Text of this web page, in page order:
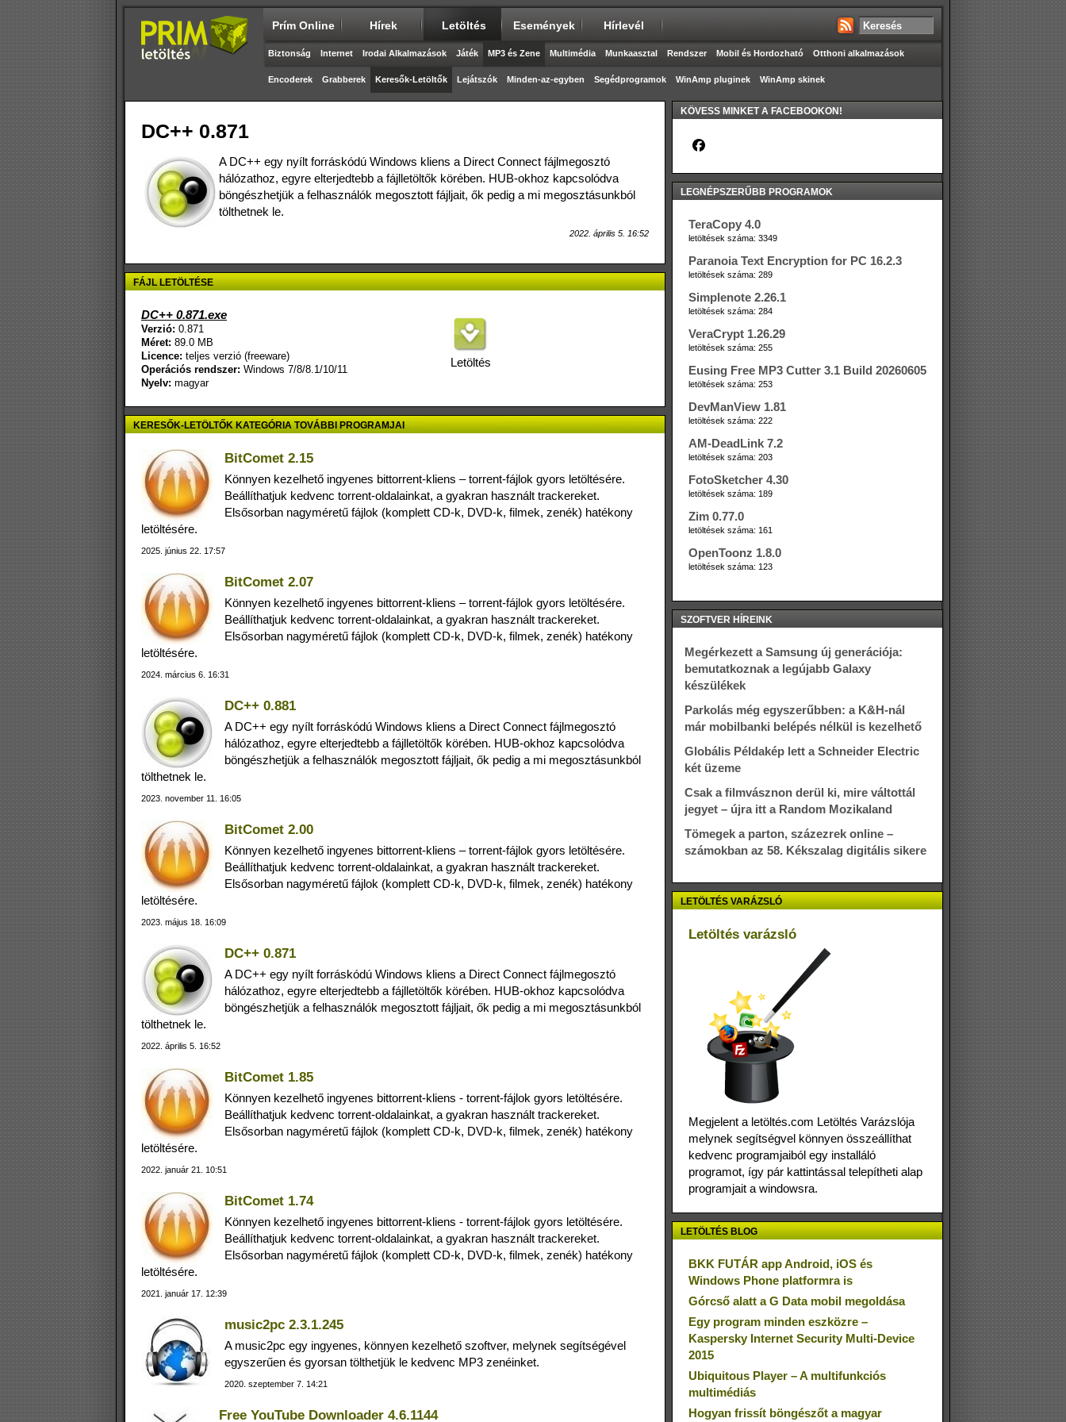
Prím Online Hírek Letöltés Események Hírlevél
Biztonság Internet Irodai Alkalmazások Játék MP3 és Zene Multimédia Munkaasztal Rendszer Mobil és Hordozható Otthoni alkalmazások
Encoderek Grabberek Keresők-Letöltők Lejátszók Minden-az-egyben Segédprogramok WinAmp pluginek WinAmp skinek
DC++ 0.871
A DC++ egy nyílt forráskódú Windows kliens a Direct Connect fájlmegosztó
hálózathoz, egyre elterjedtebb a fájlletöltők körében. HUB-okhoz kapcsolódva
böngészhetjük a felhasználók megosztott fájljait, ők pedig a mi megosztásunkból
tölthetnek le.
2022. április 5. 16:52
FÁJL LETÖLTÉSE
DC++ 0.871.exe
Verzió: 0.871
Méret: 89.0 MB
Licence: teljes verzió (freeware)
Operációs rendszer: Windows 7/8/8.1/10/11
Nyelv: magyar
Letöltés
KERESŐK-LETÖLTŐK KATEGÓRIA TOVÁBBI PROGRAMJAI
BitComet 2.15
Könnyen kezelhető ingyenes bittorrent-kliens – torrent-fájlok gyors letöltésére.
Beállíthatjuk kedvenc torrent-oldalainkat, a gyakran használt trackereket.
Elsősorban nagyméretű fájlok (komplett CD-k, DVD-k, filmek, zenék) hatékony
letöltésére.
2025. június 22. 17:57
BitComet 2.07
Könnyen kezelhető ingyenes bittorrent-kliens – torrent-fájlok gyors letöltésére.
Beállíthatjuk kedvenc torrent-oldalainkat, a gyakran használt trackereket.
Elsősorban nagyméretű fájlok (komplett CD-k, DVD-k, filmek, zenék) hatékony
letöltésére.
2024. március 6. 16:31
DC++ 0.881
A DC++ egy nyílt forráskódú Windows kliens a Direct Connect fájlmegosztó
hálózathoz, egyre elterjedtebb a fájlletöltők körében. HUB-okhoz kapcsolódva
böngészhetjük a felhasználók megosztott fájljait, ők pedig a mi megosztásunkból
tölthetnek le.
2023. november 11. 16:05
BitComet 2.00
Könnyen kezelhető ingyenes bittorrent-kliens – torrent-fájlok gyors letöltésére.
Beállíthatjuk kedvenc torrent-oldalainkat, a gyakran használt trackereket.
Elsősorban nagyméretű fájlok (komplett CD-k, DVD-k, filmek, zenék) hatékony
letöltésére.
2023. május 18. 16:09
DC++ 0.871
A DC++ egy nyílt forráskódú Windows kliens a Direct Connect fájlmegosztó
hálózathoz, egyre elterjedtebb a fájlletöltők körében. HUB-okhoz kapcsolódva
böngészhetjük a felhasználók megosztott fájljait, ők pedig a mi megosztásunkból
tölthetnek le.
2022. április 5. 16:52
BitComet 1.85
Könnyen kezelhető ingyenes bittorrent-kliens - torrent-fájlok gyors letöltésére.
Beállíthatjuk kedvenc torrent-oldalainkat, a gyakran használt trackereket.
Elsősorban nagyméretű fájlok (komplett CD-k, DVD-k, filmek, zenék) hatékony
letöltésére.
2022. január 21. 10:51
BitComet 1.74
Könnyen kezelhető ingyenes bittorrent-kliens - torrent-fájlok gyors letöltésére.
Beállíthatjuk kedvenc torrent-oldalainkat, a gyakran használt trackereket.
Elsősorban nagyméretű fájlok (komplett CD-k, DVD-k, filmek, zenék) hatékony
letöltésére.
2021. január 17. 12:39
music2pc 2.3.1.245
A music2pc egy ingyenes, könnyen kezelhető szoftver, melynek segítségével
egyszerűen és gyorsan tölthetjük le kedvenc MP3 zenéinket.
2020. szeptember 7. 14:21
Free YouTube Downloader 4.6.1144
KÖVESS MINKET A FACEBOOKON!
LEGNÉPSZERŰBB PROGRAMOK
TeraCopy 4.0
letöltések száma: 3349
Paranoia Text Encryption for PC 16.2.3
letöltések száma: 289
Simplenote 2.26.1
letöltések száma: 284
VeraCrypt 1.26.29
letöltések száma: 255
Eusing Free MP3 Cutter 3.1 Build 20260605
letöltések száma: 253
DevManView 1.81
letöltések száma: 222
AM-DeadLink 7.2
letöltések száma: 203
FotoSketcher 4.30
letöltések száma: 189
Zim 0.77.0
letöltések száma: 161
OpenToonz 1.8.0
letöltések száma: 123
SZOFTVER HÍREINK
Megérkezett a Samsung új generációja:
bemutatkoznak a legújabb Galaxy
készülékek
Parkolás még egyszerűbben: a K&H-nál
már mobilbanki belépés nélkül is kezelhető
Globális Példakép lett a Schneider Electric
két üzeme
Csak a filmvásznon derül ki, mire váltottál
jegyet – újra itt a Random Mozikaland
Tömegek a parton, százezrek online –
számokban az 58. Kékszalag digitális sikere
LETÖLTÉS VARÁZSLÓ
Letöltés varázsló
Megjelent a letöltés.com Letöltés Varázslója
melynek segítségvel könnyen összeállíthat
kedvenc programjaiból egy installáló
programot, így pár kattintással telepítheti alap
programjait a windowsra.
LETÖLTÉS BLOG
BKK FUTÁR app Android, iOS és
Windows Phone platformra is
Górcső alatt a G Data mobil megoldása
Egy program minden eszközre –
Kaspersky Internet Security Multi-Device
2015
Ubiquitous Player – A multifunkciós
multimédiás
Hogyan frissít böngészőt a magyar